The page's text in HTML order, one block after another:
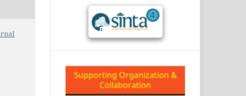
Supporting Organization &
Collaboration